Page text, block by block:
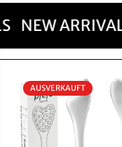
NEW
AUSVERKAUFT